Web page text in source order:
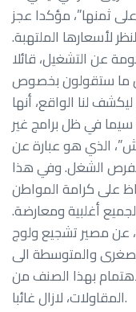
ثمنها”، مؤكدا عجز
لأسعارها الملتهبة.
عن التشغيل، قائلا
ما ستقولون بخصوص
لنا الواقع، أنها
سيما في ظل برامج غير
الذي هو عبارة عن
الشغل. وفي هذا
على كرامة المواطن
أغلبية ومعارضة.
عن مصير تشجيع ولوج
والمتوسطة الى
بهذا الصنف من
المقاولات، لازال غائبا.